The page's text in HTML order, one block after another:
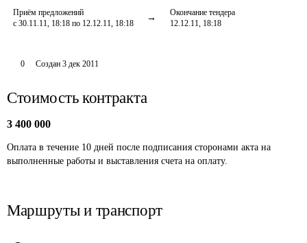
Приём предложений
с 30.11.11, 18:18 по 12.12.11, 18:18
Окончание тендера
12.12.11, 18:18
0 Создан 3 дек 2011
Стоимость контракта
3 400 000
Оплата в течение 10 дней после подписания сторонами акта на
выполненные работы и выставления счета на оплату.
Маршруты и транспорт